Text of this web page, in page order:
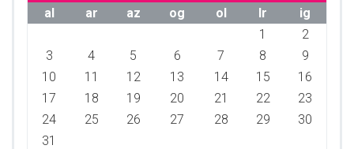
al
ar az og ol lr
ig
1
2
3
4 5 6 7 8
9
10
11 12 13 14 15
16
17
18 19 20 21 22
23
24
25 26 27 28 29
30
31